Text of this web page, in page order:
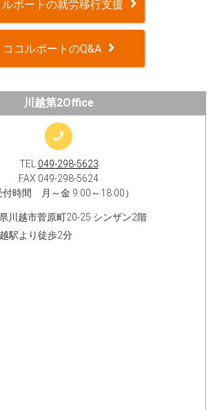
ルポートの就労移行支援
ココルポートのQ&A
川越第2Office
TEL 049-298-5623
FAX 049-298-5624
付時間 月～金 9:00～18:00）
川越市菅原町20-25 シンザン2階
駅より徒歩2分